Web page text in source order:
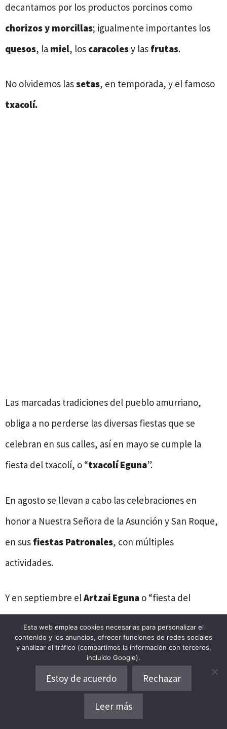
decantamos por los productos porcinos como
chorizos y morcillas; igualmente importantes los
quesos, la miel, los caracolesy las frutas.
No olvidemos lassetas, en temporada, y el famoso
txacolí.
Las marcadas tradiciones del pueblo amurriano,
obliga a no perderse las diversas fiestas que se
celebran en sus calles, así en mayo se cumple la
fiesta del txacolí, o “txacolí Eguna”.
En agosto se llevan a cabo las celebraciones en
honor a Nuestra Señora de la Asunción y San Roque,
en sus fiestas Patronales, con múltiples
actividades.
Y en septiembre elArtzai Eguna o “fiesta del
pastor”, y en el mes de noviembre durante el
mikoturismo Eguna, nos acercamos al mundo de
Como ya hemos visto, es sorprendente lo que nos
depara un paseo porAmurrio, en el norte vasco de
Esta web emplea cookies necesarias para personalizar el
contenido y los anuncios, ofrecer funciones de redes sociales
y analizar el tráfico (compartimos la información con terceros,
incluido Google).
Estoy de acuerdo Rechazar
Leer más